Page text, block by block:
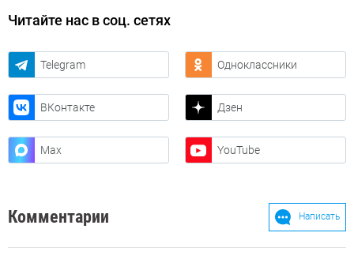
Читайте нас в соц. сетях
Telegram Одноклассники
ВКонтакте Дзен
Max YouTube
Комментарии Написать